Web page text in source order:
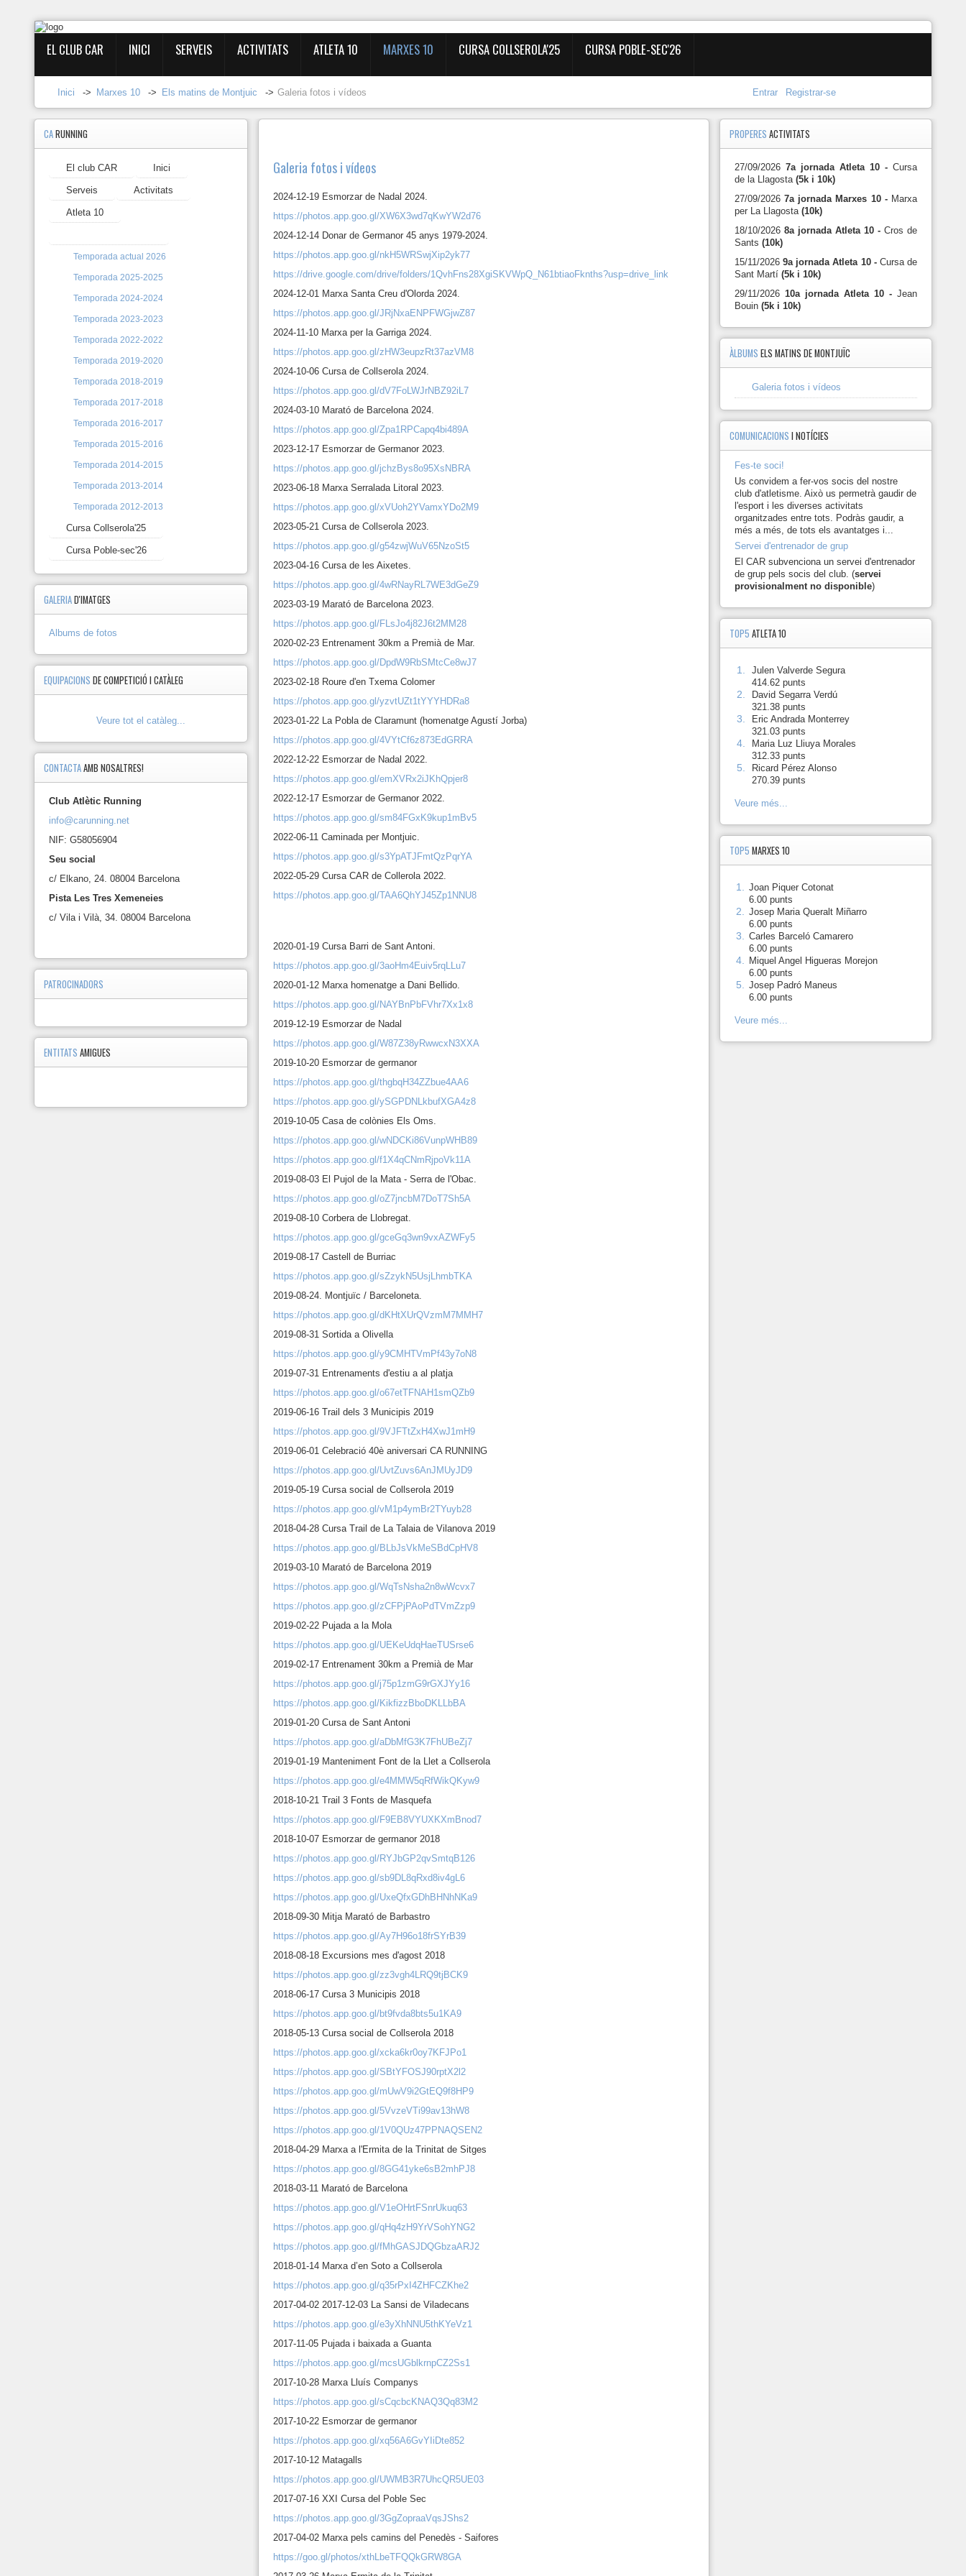
Registrar-
se
EL CLUB CAR INICI SERVEIS ACTIVITATS ATLETA 10 MARXES 10 CURSA COLLSEROLA'25 CURSA POBLE-SEC'26
Inici -> Marxes 10 -> Els matins de Montjuic -> Galeria fotos i vídeos Entrar Registrar-se
Galeria fotos i vídeos
2024-12-19 Esmorzar de Nadal 2024.
https://photos.app.goo.gl/XW6X3wd7qKwYW2d76
2024-12-14 Donar de Germanor 45 anys 1979-2024.
https://photos.app.goo.gl/nkH5WRSwjXip2yk77
https://drive.google.com/drive/folders/1QvhFns28XgiSKVWpQ_N61btiaoFknths?usp=drive_link
2024-12-01 Marxa Santa Creu d'Olorda 2024.
https://photos.app.goo.gl/JRjNxaENPFWGjwZ87
2024-11-10 Marxa per la Garriga 2024.
https://photos.app.goo.gl/zHW3eupzRt37azVM8
2024-10-06 Cursa de Collserola 2024.
https://photos.app.goo.gl/dV7FoLWJrNBZ92iL7
2024-03-10 Marató de Barcelona 2024.
https://photos.app.goo.gl/Zpa1RPCapq4bi489A
2023-12-17 Esmorzar de Germanor 2023.
https://photos.app.goo.gl/jchzBys8o95XsNBRA
2023-06-18 Marxa Serralada Litoral 2023.
https://photos.app.goo.gl/xVUoh2YVamxYDo2M9
2023-05-21 Cursa de Collserola 2023.
https://photos.app.goo.gl/g54zwjWuV65NzoSt5
2023-04-16 Cursa de les Aixetes.
https://photos.app.goo.gl/4wRNayRL7WE3dGeZ9
2023-03-19 Marató de Barcelona 2023.
https://photos.app.goo.gl/FLsJo4j82J6t2MM28
2020-02-23 Entrenament 30km a Premià de Mar.
https://photos.app.goo.gl/DpdW9RbSMtcCe8wJ7
2023-02-18 Roure d'en Txema Colomer
https://photos.app.goo.gl/yzvtUZt1tYYYHDRa8
2023-01-22 La Pobla de Claramunt (homenatge Agustí Jorba)
https://photos.app.goo.gl/4VYtCf6z873EdGRRA
2022-12-22 Esmorzar de Nadal 2022.
https://photos.app.goo.gl/emXVRx2iJKhQpjer8
2022-12-17 Esmorzar de Germanor 2022.
https://photos.app.goo.gl/sm84FGxK9kup1mBv5
2022-06-11 Caminada per Montjuic.
https://photos.app.goo.gl/s3YpATJFmtQzPqrYA
2022-05-29 Cursa CAR de Collerola 2022.
https://photos.app.goo.gl/TAA6QhYJ45Zp1NNU8
2020-01-19 Cursa Barri de Sant Antoni.
https://photos.app.goo.gl/3aoHm4Euiv5rqLLu7
2020-01-12 Marxa homenatge a Dani Bellido.
https://photos.app.goo.gl/NAYBnPbFVhr7Xx1x8
2019-12-19 Esmorzar de Nadal
https://photos.app.goo.gl/W87Z38yRwwcxN3XXA
2019-10-20 Esmorzar de germanor
https://photos.app.goo.gl/thgbqH34ZZbue4AA6
https://photos.app.goo.gl/ySGPDNLkbufXGA4z8
2019-10-05 Casa de colònies Els Oms.
https://photos.app.goo.gl/wNDCKi86VunpWHB89
https://photos.app.goo.gl/f1X4qCNmRjpoVk11A
2019-08-03 El Pujol de la Mata - Serra de l'Obac.
https://photos.app.goo.gl/oZ7jncbM7DoT7Sh5A
2019-08-10 Corbera de Llobregat.
https://photos.app.goo.gl/gceGq3wn9vxAZWFy5
2019-08-17 Castell de Burriac
https://photos.app.goo.gl/sZzykN5UsjLhmbTKA
2019-08-24. Montjuïc / Barceloneta.
https://photos.app.goo.gl/dKHtXUrQVzmM7MMH7
2019-08-31 Sortida a Olivella
https://photos.app.goo.gl/y9CMHTVmPf43y7oN8
2019-07-31 Entrenaments d'estiu a al platja
https://photos.app.goo.gl/o67etTFNAH1smQZb9
2019-06-16 Trail dels 3 Municipis 2019
https://photos.app.goo.gl/9VJFTtZxH4XwJ1mH9
2019-06-01 Celebració 40è aniversari CA RUNNING
https://photos.app.goo.gl/UvtZuvs6AnJMUyJD9
2019-05-19 Cursa social de Collserola 2019
https://photos.app.goo.gl/vM1p4ymBr2TYuyb28
2018-04-28 Cursa Trail de La Talaia de Vilanova 2019
https://photos.app.goo.gl/BLbJsVkMeSBdCpHV8
2019-03-10 Marató de Barcelona 2019
https://photos.app.goo.gl/WqTsNsha2n8wWcvx7
https://photos.app.goo.gl/zCFPjPAoPdTVmZzp9
2019-02-22 Pujada a la Mola
https://photos.app.goo.gl/UEKeUdqHaeTUSrse6
2019-02-17 Entrenament 30km a Premià de Mar
https://photos.app.goo.gl/j75p1zmG9rGXJYy16
https://photos.app.goo.gl/KikfizzBboDKLLbBA
2019-01-20 Cursa de Sant Antoni
https://photos.app.goo.gl/aDbMfG3K7FhUBeZj7
2019-01-19 Manteniment Font de la Llet a Collserola
https://photos.app.goo.gl/e4MMW5qRfWikQKyw9
2018-10-21 Trail 3 Fonts de Masquefa
https://photos.app.goo.gl/F9EB8VYUXKXmBnod7
2018-10-07 Esmorzar de germanor 2018
https://photos.app.goo.gl/RYJbGP2qvSmtqB126
https://photos.app.goo.gl/sb9DL8qRxd8iv4gL6
https://photos.app.goo.gl/UxeQfxGDhBHNhNKa9
2018-09-30 Mitja Marató de Barbastro
https://photos.app.goo.gl/Ay7H96o18frSYrB39
2018-08-18 Excursions mes d'agost 2018
https://photos.app.goo.gl/zz3vgh4LRQ9tjBCK9
2018-06-17 Cursa 3 Municipis 2018
https://photos.app.goo.gl/bt9fvda8bts5u1KA9
2018-05-13 Cursa social de Collserola 2018
https://photos.app.goo.gl/xcka6kr0oy7KFJPo1
https://photos.app.goo.gl/SBtYFOSJ90rptX2l2
https://photos.app.goo.gl/mUwV9i2GtEQ9f8HP9
https://photos.app.goo.gl/5VvzeVTi99av13hW8
https://photos.app.goo.gl/1V0QUz47PPNAQSEN2
2018-04-29 Marxa a l'Ermita de la Trinitat de Sitges
https://photos.app.goo.gl/8GG41yke6sB2mhPJ8
2018-03-11 Marató de Barcelona
https://photos.app.goo.gl/V1eOHrtFSnrUkuq63
https://photos.app.goo.gl/qHq4zH9YrVSohYNG2
https://photos.app.goo.gl/fMhGASJDQGbzaARJ2
2018-01-14 Marxa d’en Soto a Collserola
https://photos.app.goo.gl/q35rPxI4ZHFCZKhe2
2017-04-02 2017-12-03 La Sansi de Viladecans
https://photos.app.goo.gl/e3yXhNNU5thKYeVz1
2017-11-05 Pujada i baixada a Guanta
https://photos.app.goo.gl/mcsUGblkrnpCZ2Ss1
2017-10-28 Marxa Lluís Companys
https://photos.app.goo.gl/sCqcbcKNAQ3Qq83M2
2017-10-22 Esmorzar de germanor
https://photos.app.goo.gl/xq56A6GvYIiDte852
2017-10-12 Matagalls
https://photos.app.goo.gl/UWMB3R7UhcQR5UE03
2017-07-16 XXI Cursa del Poble Sec
https://photos.app.goo.gl/3GgZopraaVqsJShs2
2017-04-02 Marxa pels camins del Penedès - Saifores
https://goo.gl/photos/xthLbeTFQQkGRW8GA
CARUNNING
El club CAR Inici
Serveis Activitats
Atleta 10
Temporada actual 2026
Temporada 2025-2025
Temporada 2024-2024
Temporada 2023-2023
Temporada 2022-2022
Temporada 2019-2020
Temporada 2018-2019
Temporada 2017-2018
Temporada 2016-2017
Temporada 2015-2016
Temporada 2014-2015
Temporada 2013-2014
Temporada 2012-2013
Cursa Collserola'25
Cursa Poble-sec'26
GALERIAD'IMATGES
Albums de fotos
EQUIPACIONSDE COMPETICIÓ I CATÀLEG
Veure tot el catàleg...
CONTACTAAMB NOSALTRES!
Club Atlètic Running
info@carunning.net
NIF: G58056904
Seu social
c/ Elkano, 24. 08004 Barcelona
Pista Les Tres Xemeneies
c/ Vila i Vilà, 34. 08004 Barcelona
PATROCINADORS
ENTITATSAMIGUES
PROPERESACTIVITATS
27/09/2026 7a jornada Atleta 10 - Cursa
de la Llagosta(5k i 10k)
27/09/2026 7a jornada Marxes 10 - Marxa
per La Llagosta(10k)
18/10/2026 8a jornada Atleta 10 - Cros de
Sants (10k)
15/11/2026 9a jornada Atleta 10 - Cursa de
Sant Martí (5k i 10k)
29/11/2026 10a jornada Atleta 10 - Jean
Bouin (5k i 10k)
ÀLBUMSELS MATINS DE MONTJUÏC
Galeria fotos i vídeos
COMUNICACIONSI NOTÍCIES
Fes-te soci!
Us convidem a fer-vos socis del nostre
club d'atletisme. Això us permetrà gaudir de
l'esport i les diverses activitats
organitzades entre tots. Podràs gaudir, a
més a més, de tots els avantatges i...
Servei d'entrenador de grup
El CAR subvenciona un servei d'entrenador
de grup pels socis del club. (servei
provisionalment no disponible)
TOP5ATLETA 10
1.
Julen Valverde Segura
414.62 punts
2.
David Segarra Verdú
321.38 punts
3.
Eric Andrada Monterrey
321.03 punts
4.
Maria Luz Lliuya Morales
312.33 punts
5.
Ricard Pérez Alonso
270.39 punts
Veure més...
TOP5MARXES 10
1.
Joan Piquer Cotonat
6.00 punts
2.
Josep Maria Queralt Miñarro
6.00 punts
3.
Carles Barceló Camarero
6.00 punts
4.
Miquel Angel Higueras Morejon
6.00 punts
5.
Josep Padró Maneus
6.00 punts
Veure més...